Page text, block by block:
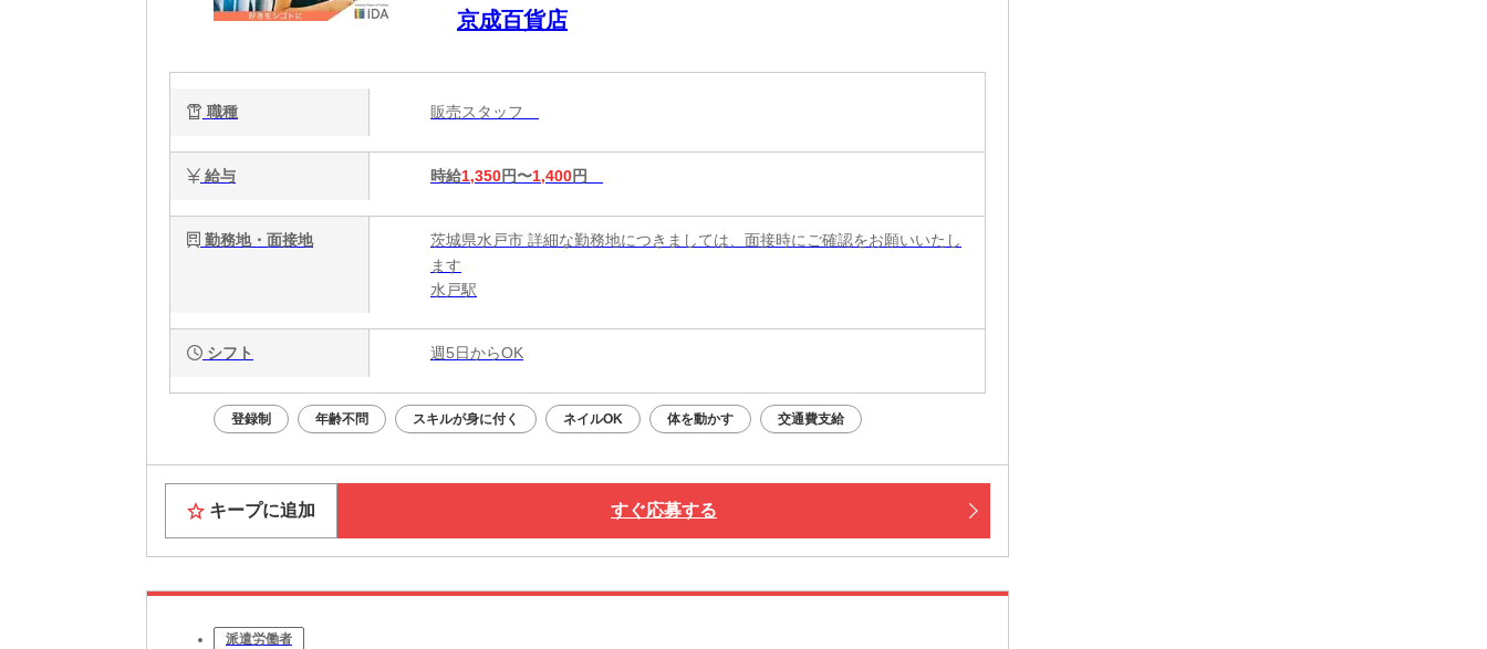
京成百貨店
職種 販売スタッフ
給与 時給1,350円〜1,400円
勤務地・面接地
茨城県水戸市 詳細な勤務地につきましては、面接時にご確認をお願いいたし
ます
水戸駅
シフト 週5日からOK
登録制 年齢不問 スキルが身に付く ネイルOK 体を動かす 交通費支給
キープに追加 すぐ応募する
派遣労働者